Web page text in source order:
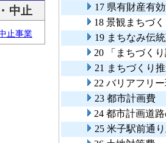
中止
止事業
17 県有財産有
18 景観まちづ
19 まちなみ伝
20 「まちづく
21 まちづくり
22 バリアフリ
23 都市計画費
24 都市計画道
25 米子駅前通